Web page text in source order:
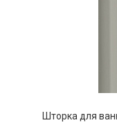
Шторка для